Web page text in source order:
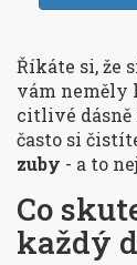
Říkáte si, že
vám neměly
citlivé dásně
často si
zuby - a to
Co
každý